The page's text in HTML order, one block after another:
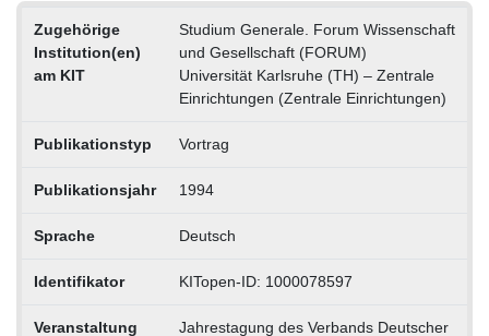
Zugehörige
Institution(en)
am KIT
Studium Generale. Forum Wissenschaft
und Gesellschaft (FORUM)
Universität Karlsruhe (TH) – Zentrale
Einrichtungen (Zentrale Einrichtungen)
Publikationstyp Vortrag
Publikationsjahr 1994
Sprache Deutsch
Identifikator KITopen-ID: 1000078597
Veranstaltung Jahrestagung des Verbands Deutscher